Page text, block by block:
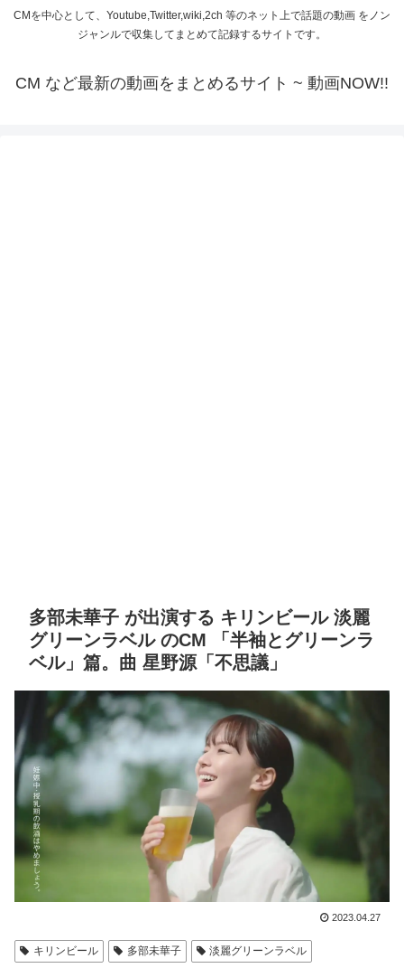
CMを中心として、Youtube,Twitter,wiki,2ch 等のネット上で話題の動画 をノン
ジャンルで収集してまとめて記録するサイトです。
CM など最新の動画をまとめるサイト ~ 動画NOW!!
多部未華子 が出演する キリンビール 淡麗
グリーンラベル のCM 「半袖とグリーンラ
ベル」篇。曲 星野源「不思議」
2023.04.27
キリンビール 多部未華子 淡麗グリーンラベル